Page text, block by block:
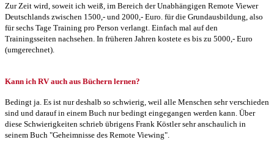
Zur Zeit wird, soweit ich weiß, im Bereich der Unabhängigen Remote Viewer
Deutschlands zwischen 1500,- und 2000,- Euro. für die Grundausbildung, also
für sechs Tage Training pro Person verlangt. Einfach mal auf den
Trainingsseiten nachsehen. In früheren Jahren kostete es bis zu 5000,- Euro
(umgerechnet).
Kann ich RV auch aus Büchern lernen?
Bedingt ja. Es ist nur deshalb so schwierig, weil alle Menschen sehr verschieden
sind und darauf in einem Buch nur bedingt eingegangen werden kann. Über
diese Schwierigkeiten schrieb übrigens Frank Köstler sehr anschaulich in
seinem Buch "Geheimnisse des Remote Viewing".